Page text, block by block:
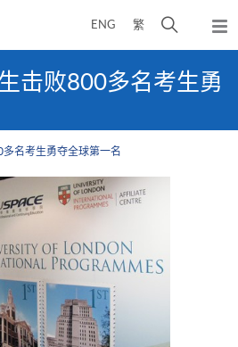
ENG 繁
开
搜
寻
面
弹
出
主
菜
击败800多名考生勇
多名考生勇夺全球第一名